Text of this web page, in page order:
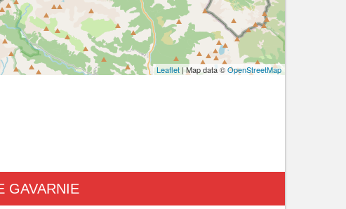
Leaflet | Map data ©OpenStreetMap
GAVARNIE